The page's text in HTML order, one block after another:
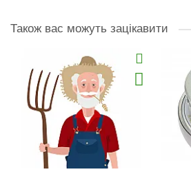
Також вас можуть зацікавити